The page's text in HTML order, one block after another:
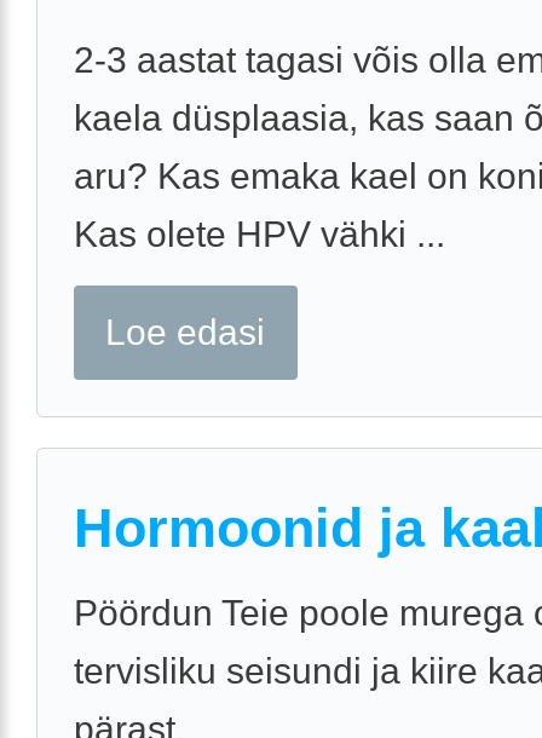
2-3 aastat tagasi võis olla
kaela düsplaasia, kas saan
aru? Kas emaka kael on
Kas olete HPV vähki ...
Loe edasi
Hormoonid ja
Pöördun Teie poole murega
tervisliku seisundi ja kiire
pärast.